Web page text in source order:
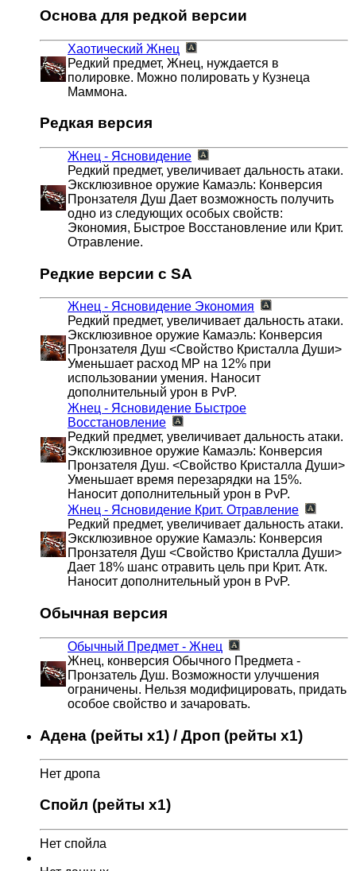
Основа для редкой версии
Хаотический Жнец
Редкий предмет, Жнец, нуждается в
полировке. Можно полировать у Кузнеца
Маммона.
Редкая версия
Жнец - Ясновидение
Редкий предмет, увеличивает дальность атаки.
Эксклюзивное оружие Камаэль: Конверсия
Пронзателя Душ Дает возможность получить
одно из следующих особых свойств:
Экономия, Быстрое Восстановление или Крит.
Отравление.
Редкие версии с SA
Жнец - Ясновидение Экономия
Редкий предмет, увеличивает дальность атаки.
Эксклюзивное оружие Камаэль: Конверсия
Пронзателя Душ <Свойство Кристалла Души>
Уменьшает расход MP на 12% при
использовании умения. Наносит
дополнительный урон в PvP.
Жнец - Ясновидение Быстрое
Восстановление
Редкий предмет, увеличивает дальность атаки.
Эксклюзивное оружие Камаэль: Конверсия
Пронзателя Душ. <Свойство Кристалла Души>
Уменьшает время перезарядки на 15%.
Наносит дополнительный урон в PvP.
Жнец - Ясновидение Крит. Отравление
Редкий предмет, увеличивает дальность атаки.
Эксклюзивное оружие Камаэль: Конверсия
Пронзателя Душ <Свойство Кристалла Души>
Дает 18% шанс отравить цель при Крит. Атк.
Наносит дополнительный урон в PvP.
Обычная версия
Обычный Предмет - Жнец
Жнец, конверсия Обычного Предмета -
Пронзатель Душ. Возможности улучшения
ограничены. Нельзя модифицировать, придать
особое свойство и зачаровать.
Адена (рейты x1) / Дроп (рейты x1)
Нет дропа
Спойл (рейты x1)
Нет спойла